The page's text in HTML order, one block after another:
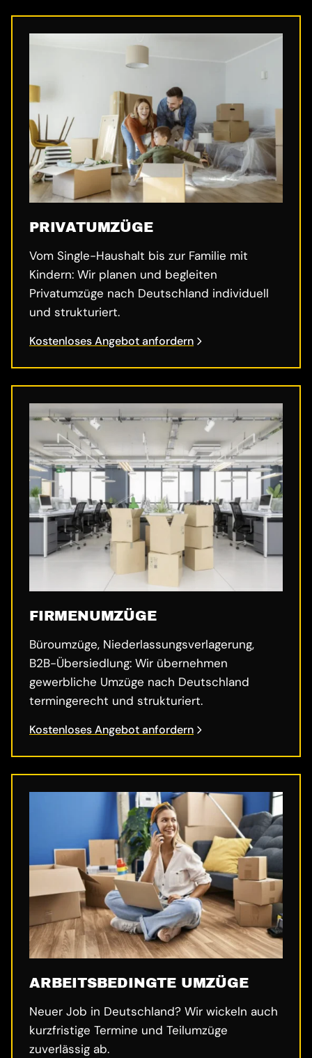
PRIVATUMZÜGE
Vom Single-Haushalt bis zur Familie mit
Kindern: Wir planen und begleiten
Privatumzüge nach Deutschland individuell
und strukturiert.
Kostenloses Angebot anfordern
FIRMENUMZÜGE
Büroumzüge, Niederlassungsverlagerung,
B2B-Übersiedlung: Wir übernehmen
gewerbliche Umzüge nach Deutschland
termingerecht und strukturiert.
Kostenloses Angebot anfordern
ARBEITSBEDINGTE UMZÜGE
Neuer Job in Deutschland? Wir wickeln auch
kurzfristige Termine und Teilumzüge
zuverlässig ab.